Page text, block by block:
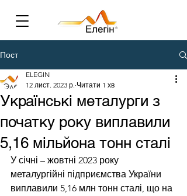
Пост
Українські металурги з
початку року виплавили
5,16 мільйона тонн сталі
ELEGIN
12 лист. 2023 р. Читати 1 хв
У січні – жовтні 2023 року
металургійні підприємства України
виплавили 5,16 млн тонн сталі, що на